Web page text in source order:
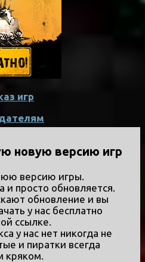
игр
новую версию игр
версию игры.
и просто обновляется.
обновление и вы
у нас бесплатно
ссылке.
у нас нет никогда не
и пиратки всегда
кряком.